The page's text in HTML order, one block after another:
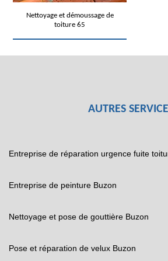
Nettoyage et démoussage de
toiture 65
AUTRES
Entreprise de réparation urgence fuite
Entreprise de peinture Buzon
Nettoyage et pose de gouttière Buzon
Pose et réparation de velux Buzon